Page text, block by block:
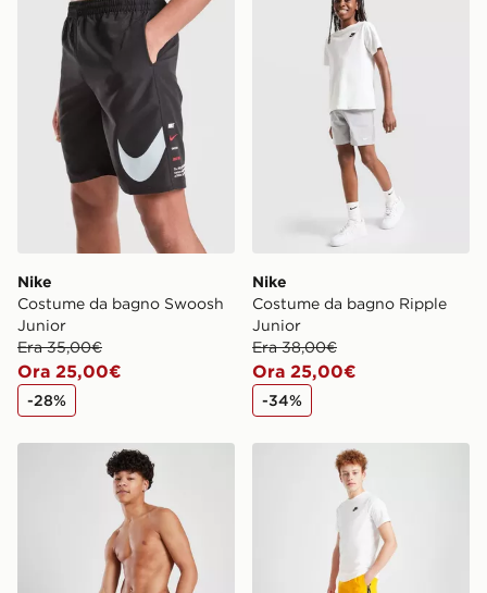
Nike
Costume da bagno Swoosh
Junior
Era 35,00€
Ora 25,00€
-28%
Nike
Costume da bagno Ripple
Junior
Era 38,00€
Ora 25,00€
-34%
Nike Core Costume da bagno JuniorNike Costume da Bagno